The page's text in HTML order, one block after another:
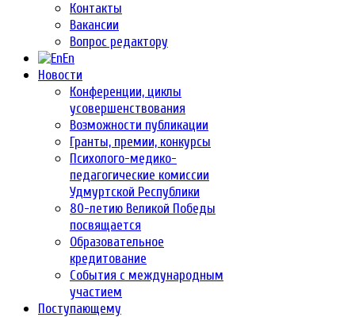
Контакты
Вакансии
Вопрос редактору
En
Новости
Конференции, циклы
усовершенствования
Возможности публикации
Гранты, премии, конкурсы
Психолого-медико-
педагогические комиссии
Удмуртской Республики
80-летию Великой Победы
посвящается
Образовательное
кредитование
События с международным
участием
Поступающему